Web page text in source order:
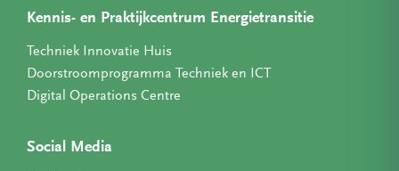
Kennis- en Praktijkcentrum Energietransitie
Techniek Innovatie Huis
Doorstroomprogramma Techniek en ICT
Digital Operations Centre
Social Media